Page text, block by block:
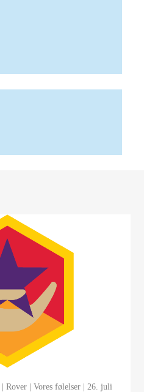
|Rover |Vores følelser | 26. juli